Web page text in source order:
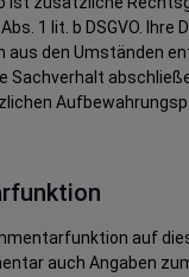
1 lit. b DSGVO. Ihre
aus den Umständen
Sachverhalt
auf
auch Angaben